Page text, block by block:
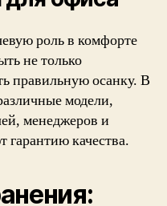
роль в комфорте
не только
правильную осанку. В
модели,
менеджеров и
гарантию качества.